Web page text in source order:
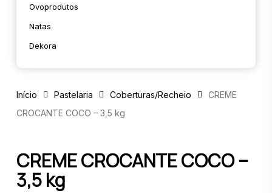
Ovoprodutos
Natas
Dekora
Início Pastelaria Coberturas/Recheio
CREME
CROCANTE COCO – 3,5 kg
CREME CROCANTE COCO –
3,5 kg